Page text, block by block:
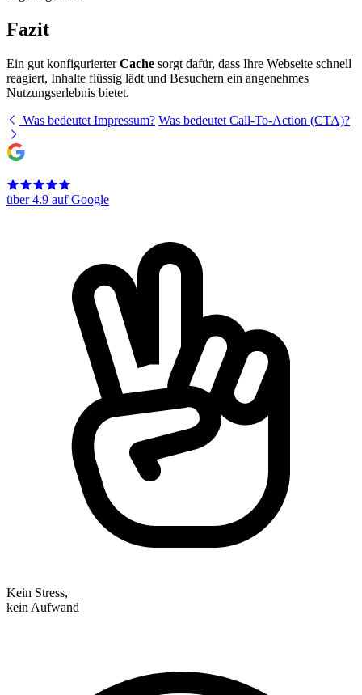
Fazit
Ein gut konfigurierterCache sorgt dafür, dass Ihre Webseite schnell
reagiert, Inhalte flüssig lädt und Besuchern ein angenehmes
Nutzungserlebnis bietet.
Was bedeutet Impressum? Was bedeutet Call-To-Action (CTA)?
über 4.9 auf Google
Kein Stress,
kein Aufwand